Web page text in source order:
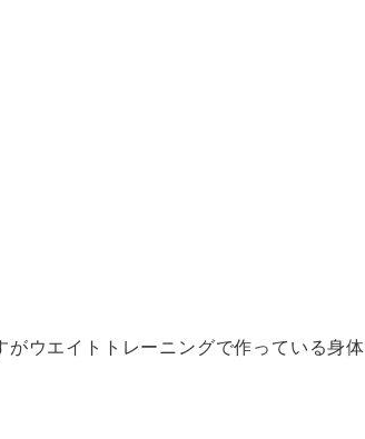
ウエイトトレーニングで作っている身体